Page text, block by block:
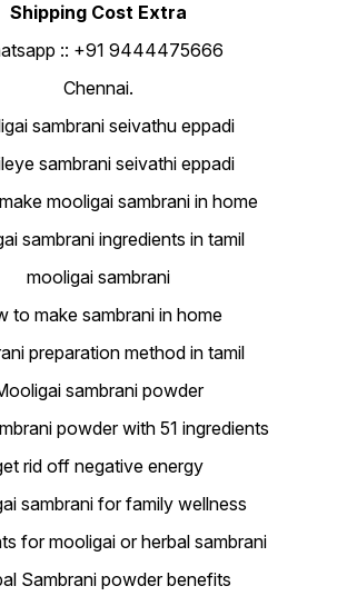
Shipping Cost Extra
:: +91 9444475666
Chennai.
sambrani seivathu eppadi
sambrani seivathi eppadi
mooligai sambrani in home
sambrani ingredients in tamil
mooligai sambrani
to make sambrani in home
preparation method in tamil
sambrani powder
powder with 51 ingredients
rid off negative energy
sambrani for family wellness
for mooligai or herbal sambrani
Sambrani powder benefits